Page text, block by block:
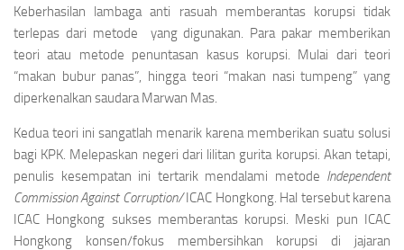
Keberhasilan lambaga anti rasuah memberantas korupsi tidak
terlepas dari metode yang digunakan. Para pakar memberikan
teori atau metode penuntasan kasus korupsi. Mulai dari teori
“makan bubur panas”, hingga teori “makan nasi tumpeng” yang
diperkenalkan saudara Marwan Mas.
Kedua teori ini sangatlah menarik karena memberikan suatu solusi
bagi KPK. Melepaskan negeri dari lilitan gurita korupsi. Akan tetapi,
penulis kesempatan ini tertarik mendalami metode Independent
Commission Against Corruption/ICAC Hongkong. Hal tersebut karena
ICAC Hongkong sukses memberantas korupsi. Meski pun ICAC
Hongkong konsen/fokus membersihkan korupsi di jajaran